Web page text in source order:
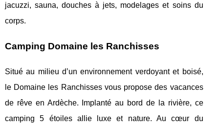
jacuzzi, sauna, douches à jets, modelages et soins du
corps.
Camping Domaine les Ranchisses
Situé au milieu d’un environnement verdoyant et boisé,
le Domaine les Ranchisses vous propose des vacances
de rêve en Ardèche. Implanté au bord de la rivière, ce
camping 5 étoiles allie luxe et nature. Au cœur du